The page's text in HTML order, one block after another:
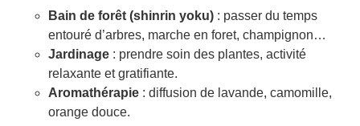
Bain de forêt (shinrin yoku) : passer du temps
entouré d’arbres, marche en foret, champignon…
Jardinage : prendre soin des plantes, activité
relaxante et gratifiante.
Aromathérapie : diffusion de lavande, camomille,
orange douce.